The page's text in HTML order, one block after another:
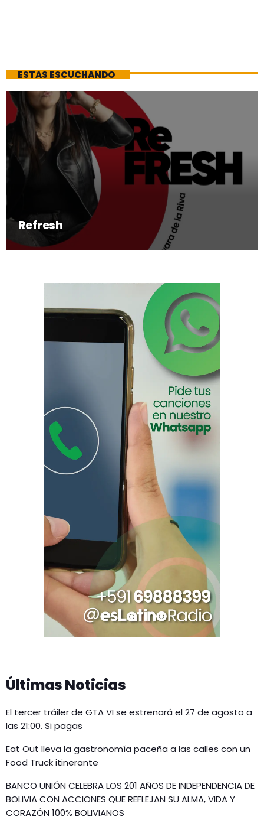
ESTAS ESCUCHANDO
Refresh
Últimas Noticias
El tercer tráiler de GTA VI se estrenará el 27 de agosto a
las 21:00. Si pagas
Eat Out lleva la gastronomía paceña a las calles con un
Food Truck itinerante
BANCO UNIÓN CELEBRA LOS 201 AÑOS DE INDEPENDENCIA DE
BOLIVIA CON ACCIONES QUE REFLEJAN SU ALMA, VIDA Y
CORAZÓN 100% BOLIVIANOS